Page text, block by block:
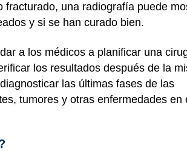
fracturado, una radiografía puede
y si se han curado bien.
a los médicos a planificar una
los resultados después de la
las últimas fases de las
tumores y otras enfermedades en